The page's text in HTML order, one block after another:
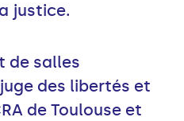
justice.
de salles
des libertés et
de Toulouse et